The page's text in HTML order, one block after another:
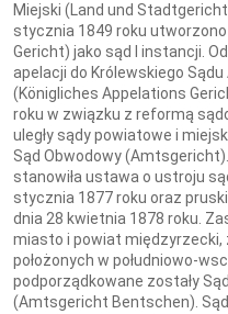
Miejski (Land und
stycznia 1849 roku
Gericht) jako sąd I instancji.
apelacji do Królewskiego
(Königliches Appelations
roku w związku z reformą
uległy sądy powiatowe i
Sąd Obwodowy
stanowiła ustawa o ustroju
stycznia 1877 roku oraz
dnia 28 kwietnia 1878 roku.
miasto i powiat
położonych w południowo-
podporządkowane zostały
(Amtsgericht Bentschen).